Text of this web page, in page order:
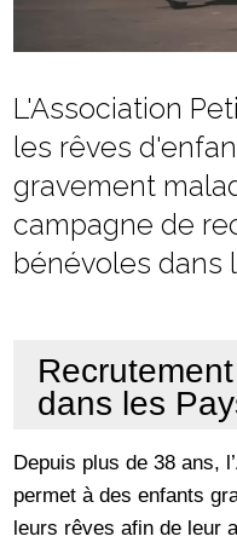
L'Association
les rêves
gravement
campagne de
bénévoles dans
dans les
Depuis plus de 38 ans,
permet à des enfants
leurs rêves afin de leur